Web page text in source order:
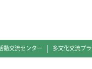
動交流センター 多文化交流プ